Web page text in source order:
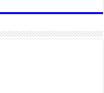
80
орж
байдлаа